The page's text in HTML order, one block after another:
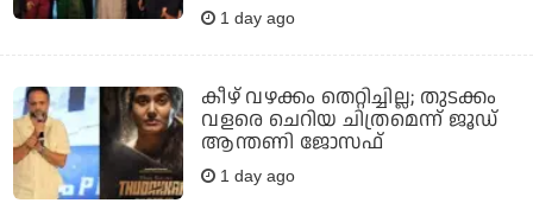
1 day ago
കീഴ് വഴക്കം തെറ്റിച്ചില്ല; തുടക്കം
വളരെ ചെറിയ ചിത്രമെന്ന് ജൂഡ്
ആന്തണി ജോസഫ്
1 day ago